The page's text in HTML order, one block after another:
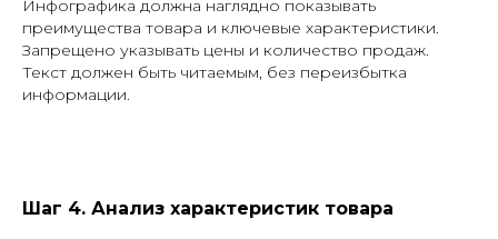
Инфографика должна наглядно показывать
преимущества товара и ключевые характеристики.
Запрещено указывать цены и количество продаж.
Текст должен быть читаемым, без переизбытка
информации.
Шаг 4. Анализ характеристик товара